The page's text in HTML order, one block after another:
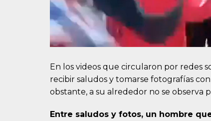
En los videos que circularon por redes
recibir saludos y tomarse fotografías
obstante, a su alrededor no se observa
Entre saludos y fotos, un hombre